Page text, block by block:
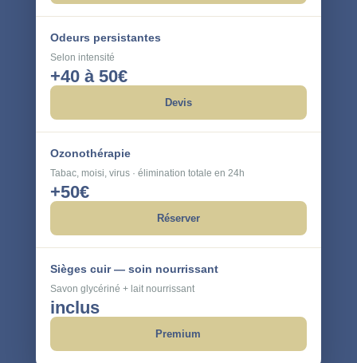
Odeurs persistantes
Selon intensité
+40 à 50€
Devis
Ozonothérapie
Tabac, moisi, virus · élimination totale en 24h
+50€
Réserver
Sièges cuir — soin nourrissant
Savon glycériné + lait nourrissant
inclus
Premium